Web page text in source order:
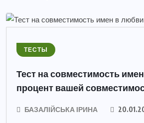
ТЕСТЫ
Тест на совместимость
процент вашей
БАЗАЛІЙСЬКА ІРИНА